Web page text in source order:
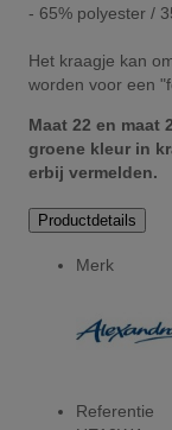
- 65% polyester /
Het kraagje kan
worden voor een
Maat 22 en maat
groene kleur in
erbij vermelden.
Productdetails
Merk
Referentie